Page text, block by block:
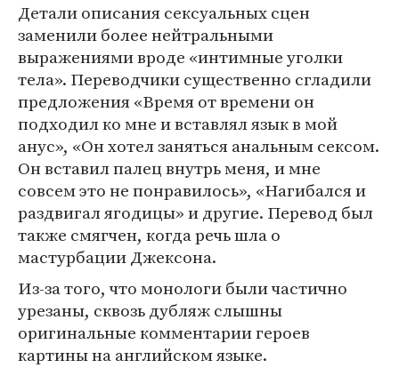
Детали описания сексуальных сцен
заменили более нейтральными
выражениями вроде «интимные уголки
тела». Переводчики существенно сгладили
предложения «Время от времени он
подходил ко мне и вставлял язык в мой
анус», «Он хотел заняться анальным сексом.
Он вставил палец внутрь меня, и мне
совсем это не понравилось», «Нагибался и
раздвигал ягодицы» и другие. Перевод был
также смягчен, когда речь шла о
мастурбации Джексона.
Из-за того, что монологи были частично
урезаны, сквозь дубляж слышны
оригинальные комментарии героев
картины на английском языке.